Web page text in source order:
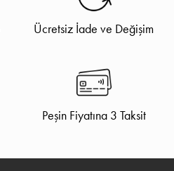
Ücretsiz İade ve Değişim
Peşin Fiyatına 3 Taksit